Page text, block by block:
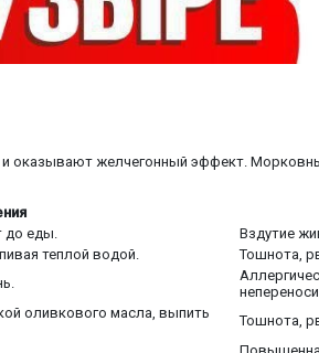
оказывают желчегонный эффект.
до еды.
Вздутие
теплой водой.
Тошнота,
оливкового масла, выпить
Тошнота,